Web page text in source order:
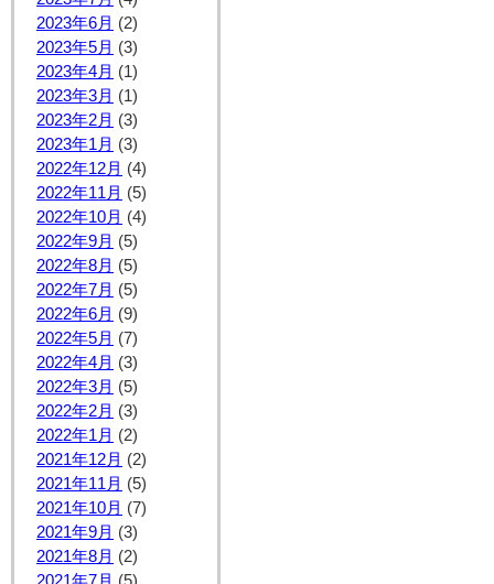
2023年6月 (2)
2023年5月 (3)
2023年4月 (1)
2023年3月 (1)
2023年2月 (3)
2023年1月 (3)
2022年12月 (4)
2022年11月 (5)
2022年10月 (4)
2022年9月 (5)
2022年8月 (5)
2022年7月 (5)
2022年6月 (9)
2022年5月 (7)
2022年4月 (3)
2022年3月 (5)
2022年2月 (3)
2022年1月 (2)
2021年12月 (2)
2021年11月 (5)
2021年10月 (7)
2021年9月 (3)
2021年8月 (2)